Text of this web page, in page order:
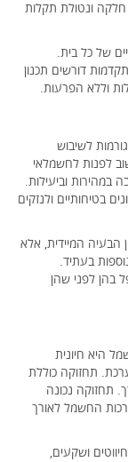
ונטולת תקלות
של כל בית.
דורשים תכנון
וללא הפרעות.
לשיבוש
לפנות לחשמלאי
במהירות וביעילות.
בטיחותיים ולנזקים
הבעיה המיידית, אלא
בעתיד.
בהן לפני שהן
היא חיונית
תחזוקה כוללת
תחזוקה נכונה
החשמל לאורך
ושקעים,